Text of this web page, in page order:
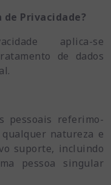
Privacidade?
aplica-se
de dados
pessoais referimo-
natureza e
suporte, incluindo
pessoa singular